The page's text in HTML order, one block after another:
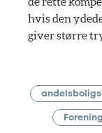
hvis den
giver større